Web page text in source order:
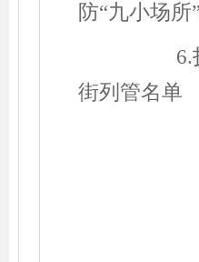
防“九小场所
6.
街列管名单